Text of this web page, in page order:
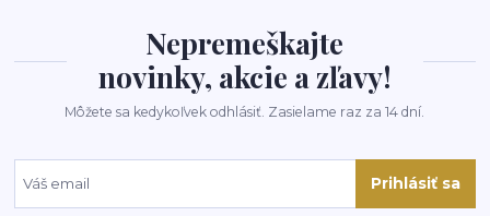
Nepremeškajte
novinky, akcie a zľavy!
Môžete sa kedykoľvek odhlásiť. Zasielame raz za 14 dní.
Prihlásiť sa